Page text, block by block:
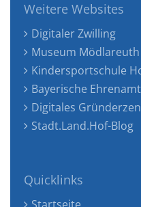
Weitere Websites
Digitaler Zwilling
Museum Mödlareuth
Kindersportschule
Bayerische
Digitales
Stadt.Land.Hof-Blog
Quicklinks